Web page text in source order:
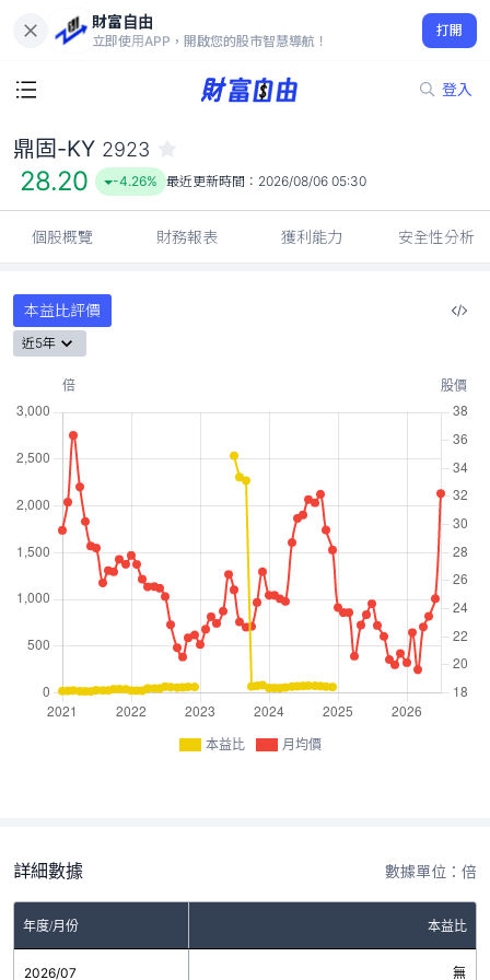
財富自由
立即使用APP，開啟您的股市智慧導航！
打開
登入
28.20
-4.26%
鼎固-KY 2923
28.20 -4.26% 最近更新時間： 2026/08/06 05:30
個股概覽 財務報表 獲利能力 安全性分析
本益比評價
近5年
本益比 月均價
詳細數據 數據單位：倍
年度/月份 本益比
2026/07 無